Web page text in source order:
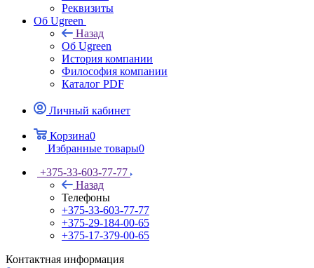
Реквизиты
Об Ugreen
Назад
Об Ugreen
История компании
Философия компании
Каталог PDF
Личный кабинет
Корзина0
Избранные товары0
+375-33-603-77-77
Назад
Телефоны
+375-33-603-77-77
+375-29-184-00-65
+375-17-379-00-65
Контактная информация